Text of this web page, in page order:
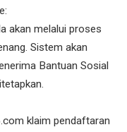
akan melalui proses
Sistem akan
Bantuan Sosial
klaim pendaftaran